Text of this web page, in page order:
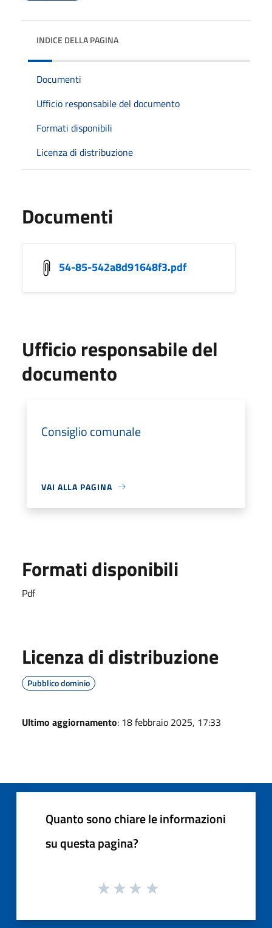
INDICE DELLA PAGINA
Documenti
Ufficio responsabile del documento
Formati disponibili
Licenza di distribuzione
Documenti
54-85-542a8d91648f3.pdf
Ufficio responsabile del
documento
Consiglio comunale
VAI ALLA PAGINA
Formati disponibili
Pdf
Licenza di distribuzione
Pubblico dominio
Ultimo aggiornamento: 18 febbraio 2025, 17:33
Quanto sono chiare le informazioni
su questa pagina?